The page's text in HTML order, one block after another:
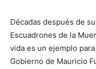
Décadas después de
Escuadrones de la
vida es un ejemplo
Gobierno de Mauricio